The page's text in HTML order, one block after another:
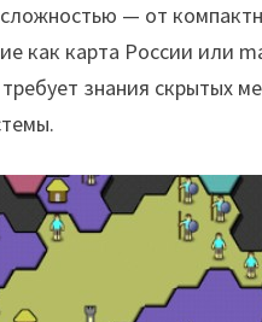
— от
как карта России или
знания скрытых